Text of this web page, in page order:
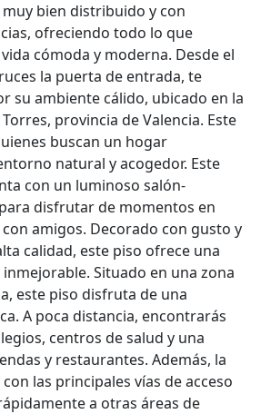
bien distribuido y con
ofreciendo todo lo que
cómoda y moderna. Desde el
la puerta de entrada, te
su ambiente cálido, ubicado en la
provincia de Valencia. Este
buscan un hogar
natural y acogedor. Este
con un luminoso salón-
disfrutar de momentos en
amigos. Decorado con gusto y
calidad, este piso ofrece una
Situado en una zona
este piso disfruta de una
A poca distancia, encontrarás
centros de salud y una
y restaurantes. Además, la
las principales vías de acceso
a otras áreas de